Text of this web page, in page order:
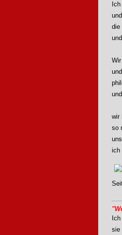
die
wir
so
ich
Ich
sie